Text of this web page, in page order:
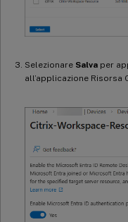
Selezionare Salva per
all’applicazione Risorsa